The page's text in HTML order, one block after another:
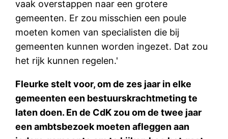
vaak overstappen naar een grotere
gemeenten. Er zou misschien een poule
moeten komen van specialisten die bij
gemeenten kunnen worden ingezet. Dat zou
het rijk kunnen regelen.'
Fleurke stelt voor, om de zes jaar in elke
gemeenten een bestuurskrachtmeting te
laten doen. En de CdK zou om de twee jaar
een ambtsbezoek moeten afleggen aan